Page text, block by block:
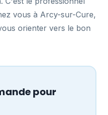
vous à Arcy-sur-Cure,
orienter vers le bon
pour